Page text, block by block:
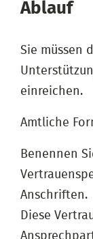
Ablauf
Sie müssen
einreichen.
Amtliche
Benennen
Anschriften.
Diese